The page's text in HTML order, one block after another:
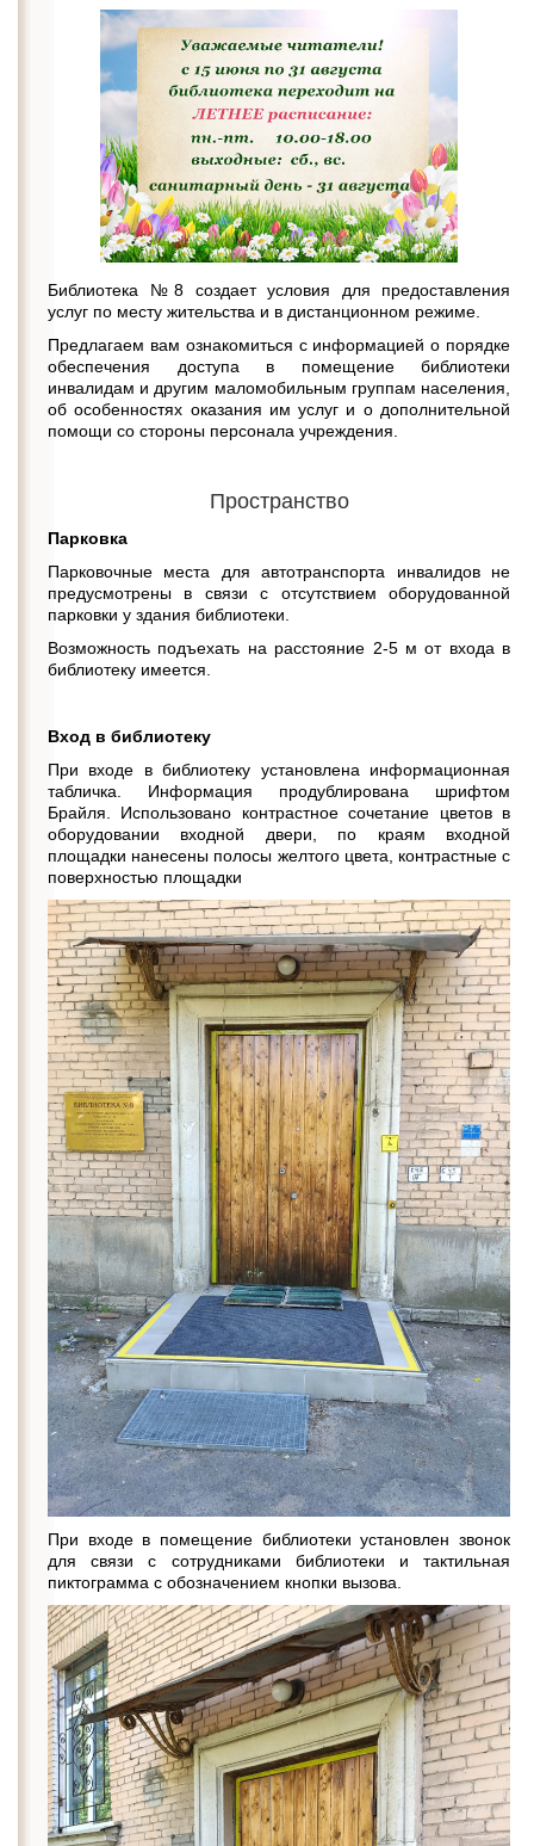
Библиотека №8 создает условия для предоставления
услуг по месту жительства и в дистанционном режиме.
Предлагаем вам ознакомиться с информацией о порядке
обеспечения доступа в помещение библиотеки
инвалидам и другим маломобильным группам населения,
об особенностях оказания им услуг и о дополнительной
помощи со стороны персонала учреждения.
Пространство
Парковка
Парковочные места для автотранспорта инвалидов не
предусмотрены в связи с отсутствием оборудованной
парковки у здания библиотеки.
Возможность подъехать на расстояние 2-5 м от входа в
библиотеку имеется.
Вход в библиотеку
При входе в библиотеку установлена информационная
табличка. Информация продублирована шрифтом
Брайля. Использовано контрастное сочетание цветов в
оборудовании входной двери, по краям входной
площадки нанесены полосы желтого цвета, контрастные с
поверхностью площадки
При входе в помещение библиотеки установлен звонок
для связи с сотрудниками библиотеки и тактильная
пиктограмма с обозначением кнопки вызова.